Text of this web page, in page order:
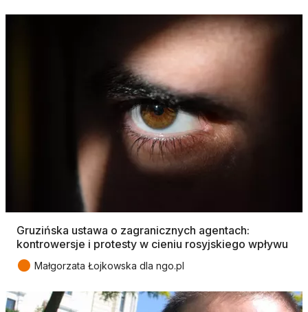
Gruzińska ustawa o zagranicznych agentach:
kontrowersje i protesty w cieniu rosyjskiego wpływu
● Małgorzata Łojkowska dla ngo.pl